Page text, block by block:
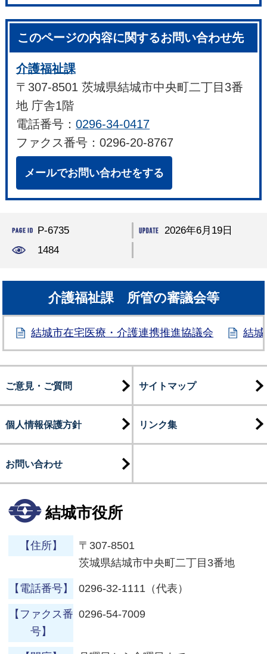
このページの内容に関するお問い合わせ先
介護福祉課
〒307-8501 茨城県結城市中央町二丁目3番
地 庁舎1階
電話番号：0296-34-0417
ファクス番号：0296-20-8767
メールでお問い合わせをする
P-6735
2026年6月19日
1484
介護福祉課 所管の審議会等
結城市在宅医療・介護連携推進協議会 結
ご意見・ご質問 サイトマップ
個人情報保護方針 リンク集
お問い合わせ
結城市役所
【住所】
〒307-8501
茨城県結城市中央町二丁目3番地
【電話番号】 0296-32-1111（代表）
【ファクス番
号】
0296-54-7009